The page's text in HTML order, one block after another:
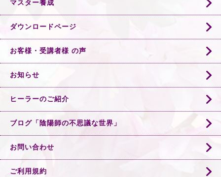
マスター養成
ダウンロードページ
お客様・受講者様 の声
お知らせ
ヒーラーのご紹介
ブログ「陰陽師の不思議な世界」
お問い合わせ
ご利用規約